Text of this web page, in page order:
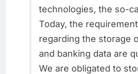
technologies, the so-
Today, the
regarding the storage
and banking data are
We are obligated to